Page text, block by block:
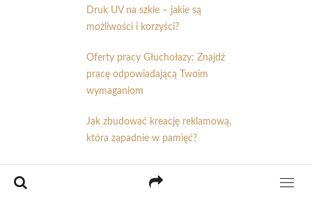
Druk UV na szkle – jakie są
możliwości i korzyści?
Oferty pracy Głuchołazy: Znajdź
pracę odpowiadającą Twoim
wymaganiom
Jak zbudować kreację reklamową,
która zapadnie w pamięć?